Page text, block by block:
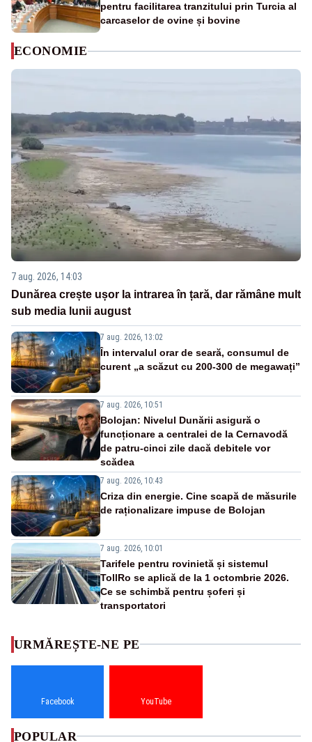
pentru facilitarea tranzitului prin Turcia al
carcaselor de ovine și bovine
ECONOMIE
7 aug. 2026, 14:03
Dunărea crește ușor la intrarea în țară, dar rămâne mult
sub media lunii august
7 aug. 2026, 13:02
În intervalul orar de seară, consumul de
curent „a scăzut cu 200-300 de megawați”
7 aug. 2026, 10:51
Bolojan: Nivelul Dunării asigură o
funcționare a centralei de la Cernavodă
de patru-cinci zile dacă debitele vor
scădea
7 aug. 2026, 10:43
Criza din energie. Cine scapă de măsurile
de raționalizare impuse de Bolojan
7 aug. 2026, 10:01
Tarifele pentru rovinietă și sistemul
TollRo se aplică de la 1 octombrie 2026.
Ce se schimbă pentru șoferi și
transportatori
URMĂREȘTE-NE PE
Facebook YouTube
POPULAR